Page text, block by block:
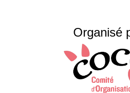
Organisé